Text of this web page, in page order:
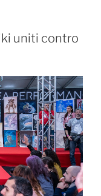
uniti contro